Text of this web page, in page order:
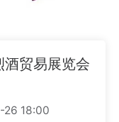
贸易展览会
18:00